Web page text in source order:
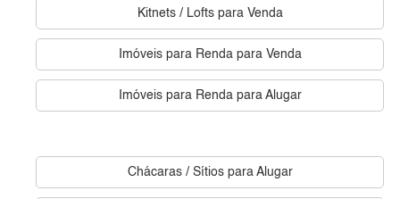
Kitnets / Lofts para Venda
Imóveis para Renda para Venda
Imóveis para Renda para Alugar
Chácaras / Sítios para Alugar